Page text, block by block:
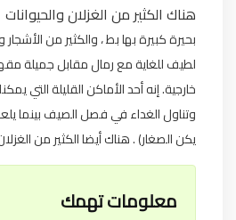
هناك الكثير من الغزلان والحيوانات
بحيرة كبيرة بها بط ، والكثير من
لطيف للغاية مع رمال مقابل جميلة
خارجية. إنه أحد الأماكن القليلة التي
وتناول الغداء في فصل الصيف بينما
يكن الصغار) . هناك أيضا الكثير من
معلومات تهمك